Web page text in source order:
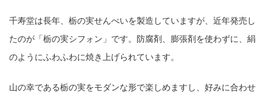
千寿堂は長年、栃の実せんべいを製造していますが、近年発売し
たのが「栃の実シフォン」です。防腐剤、膨張剤を使わずに、絹
のようにふわふわに焼き上げられています。
山の幸である栃の実をモダンな形で楽しめますし、好みに合わせ